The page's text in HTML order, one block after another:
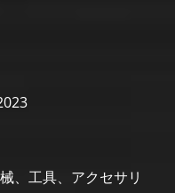
、工具、アクセサリ